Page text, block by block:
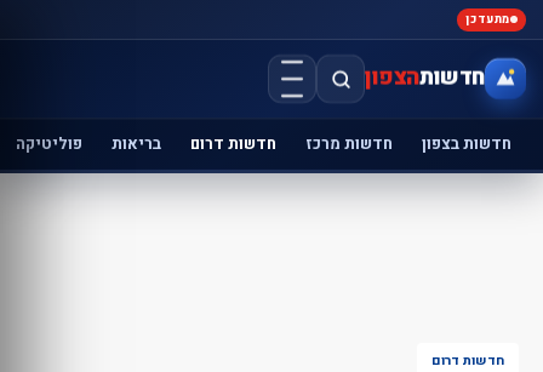
מתעדכן
חדשותהצפון
חדשות בצפון חדשות מרכז חדשות דרום בריאות פוליטיקה
חדשות דרום